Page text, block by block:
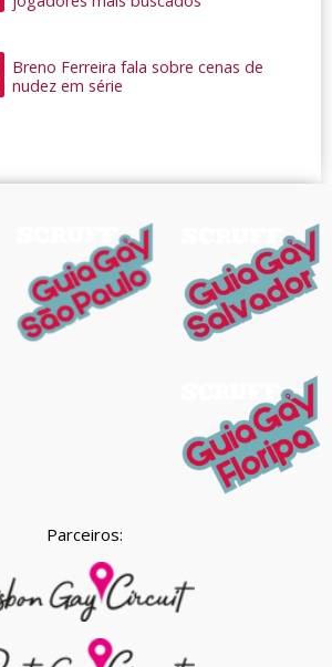
Breno Ferreira fala sobre cenas de
nudez em série
Parceiros: